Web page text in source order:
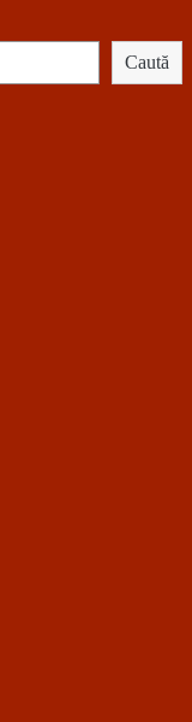
Caută